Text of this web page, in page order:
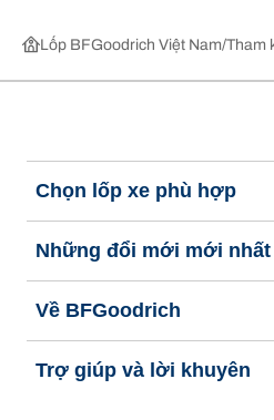
Lốp BFGoodrich Việt Nam Tham
Chọn lốp xe phù hợp
Những đổi mới mới
Về BFGoodrich
Trợ giúp và lời khuyên